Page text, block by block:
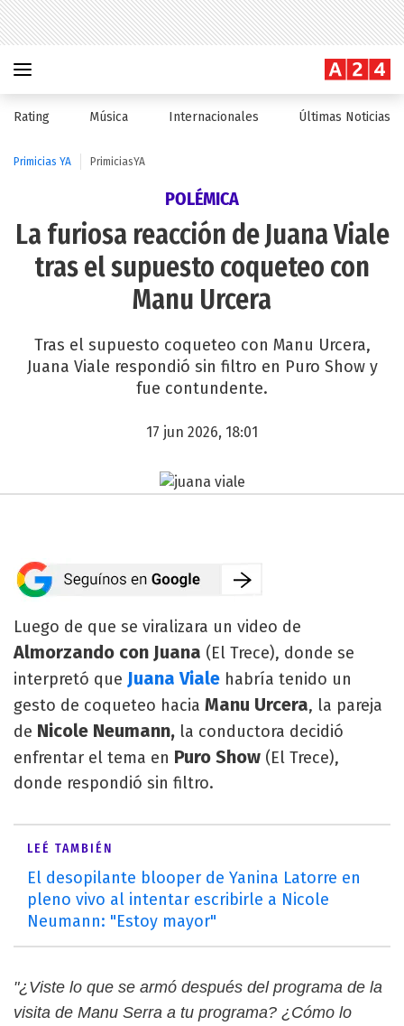
Rating Música Internacionales Últimas Noticias
Primicias YA PrimiciasYA
POLÉMICA
La furiosa reacción de Juana Viale
tras el supuesto coqueteo con
Manu Urcera
Tras el supuesto coqueteo con Manu Urcera,
Juana Viale respondió sin filtro en Puro Show y
fue contundente.
17 jun 2026, 18:01
Luego de que se viralizara un video de
Almorzando con Juana (El Trece), donde se
interpretó que Juana Viale habría tenido un
gesto de coqueteo hacia Manu Urcera, la pareja
de Nicole Neumann, la conductora decidió
enfrentar el tema en Puro Show (El Trece),
donde respondió sin filtro.
LEÉ TAMBIÉN
El desopilante blooper de Yanina Latorre en
pleno vivo al intentar escribirle a Nicole
Neumann: "Estoy mayor"
"¿Viste lo que se armó después del programa de la
visita de Manu Serra a tu programa? ¿Cómo lo